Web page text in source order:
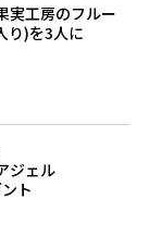
実工房のフルー
り)を3人に
ジェル
ト